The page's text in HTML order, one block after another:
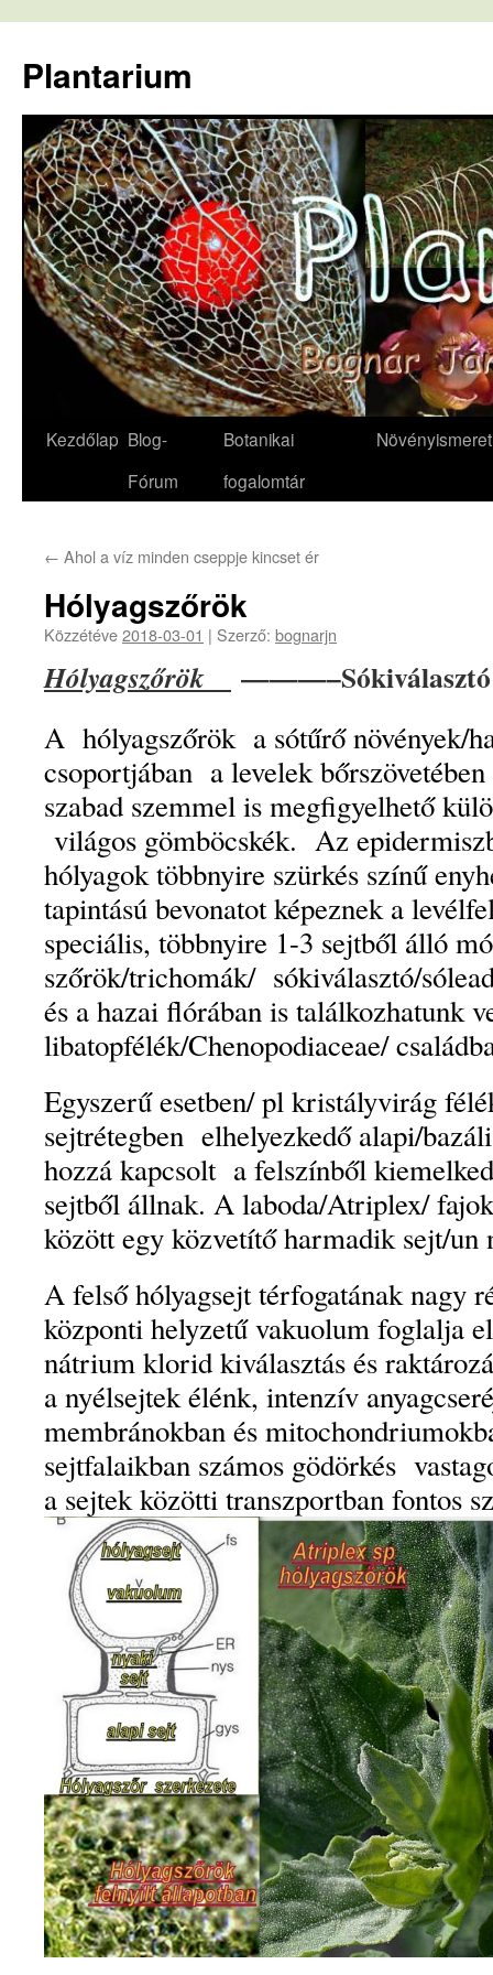
tartalomba
Plantarium
Kezdőlap Blog-
Fórum
Botanikai
fogalomtár
Növényismeret
← Ahol a víz minden cseppje kincset ér
Hólyagszőrök
Közzétéve2018-03-01 | Szerző: bognarjn
Hólyagszőrök ———–Sókiválasztó
A hólyagszőrök a sótűrő növények/
csoportjában a levelek
szabad szemmel is megfigyelhető
világos gömböcskék. Az
hólyagok többnyire szürkés színű
tapintású bevonatot képeznek a
speciális, többnyire 1-3 sejtből álló
szőrök/trichomák/ sókiválasztó/
és a hazai flórában is találkozhatunk
libatopfélék/Chenopodiaceae/
Egyszerű esetben/ pl kristályvirág
sejtrétegben elhelyezkedő alapi/
hozzá kapcsolt a felszínből
sejtből állnak. A laboda/Atriplex/
között egy közvetítő harmadik sejt/un
A felső hólyagsejt térfogatának nagy
központi helyzetű vakuolum foglalja
nátrium klorid kiválasztás és
a nyélsejtek élénk, intenzív
membránokban és
sejtfalaikban számos gödörkés
a sejtek közötti transzportban fontos